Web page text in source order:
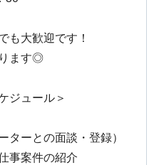
も大歓迎です！
ます◎
ジュール＞
ーとの面談・登録）
事案件の紹介